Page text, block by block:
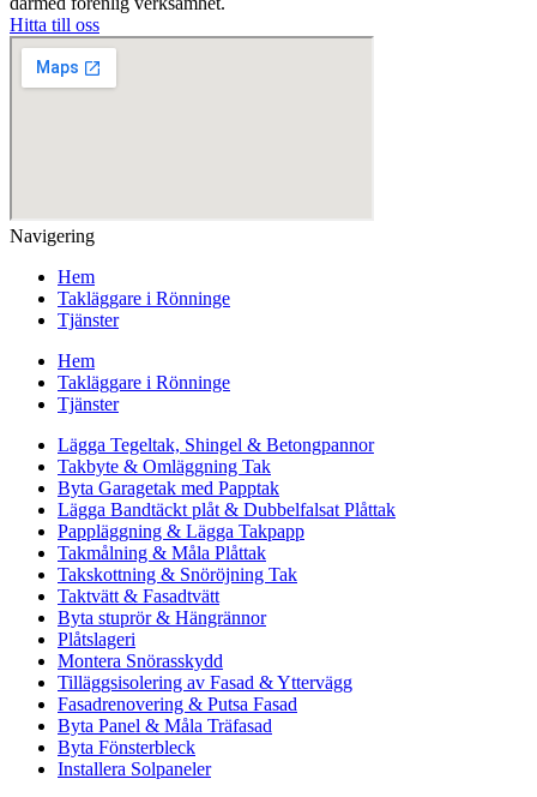
Hitta till oss
Navigering
Hem
Takläggare i Rönninge
Tjänster
Hem
Takläggare i Rönninge
Tjänster
Lägga Tegeltak, Shingel & Betongpannor
Takbyte & Omläggning Tak
Byta Garagetak med Papptak
Lägga Bandtäckt plåt & Dubbelfalsat Plåttak
Pappläggning & Lägga Takpapp
Takmålning & Måla Plåttak
Takskottning & Snöröjning Tak
Taktvätt & Fasadtvätt
Byta stuprör & Hängrännor
Plåtslageri
Montera Snörasskydd
Tilläggsisolering av Fasad & Yttervägg
Fasadrenovering & Putsa Fasad
Byta Panel & Måla Träfasad
Byta Fönsterbleck
Installera Solpaneler